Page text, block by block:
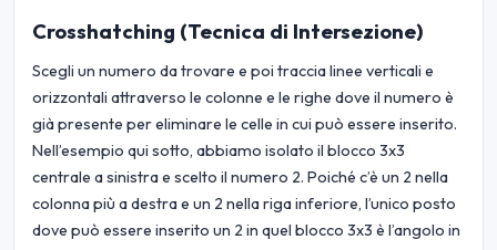
Crosshatching (Tecnica di Intersezione)
Scegli un numero da trovare e poi traccia linee verticali e
orizzontali attraverso le colonne e le righe dove il numero è
già presente per eliminare le celle in cui può essere inserito.
Nell’esempio qui sotto, abbiamo isolato il blocco 3x3
centrale a sinistra e scelto il numero 2. Poiché c’è un 2 nella
colonna più a destra e un 2 nella riga inferiore, l’unico posto
dove può essere inserito un 2 in quel blocco 3x3 è l’angolo in